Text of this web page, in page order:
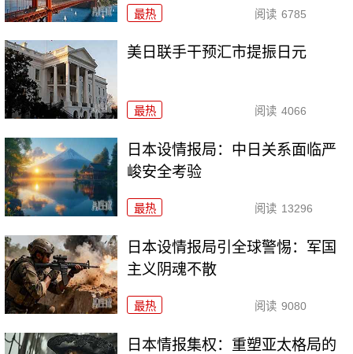
最热 阅读 6785
美日联手干预汇市提振日元
最热 阅读 4066
日本设情报局：中日关系面临严
峻安全考验
最热 阅读 13296
日本设情报局引全球警惕：军国
主义阴魂不散
最热 阅读 9080
日本情报集权：重塑亚太格局的